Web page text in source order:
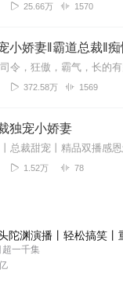
还没听够啊，希望主播
好，就是声音太小了
为啥没有了
25.66万 1570
372.58万 1569
独宠小娇妻
1.52万 78
超一千集